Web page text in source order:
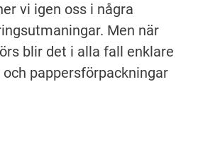
vi igen oss i några
Men när
blir det i alla fall enklare
pappersförpackningar